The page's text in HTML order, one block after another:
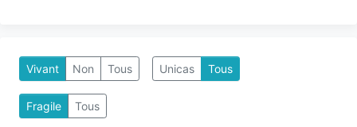
Vivant Non Tous Unicas Tous
Fragile Tous